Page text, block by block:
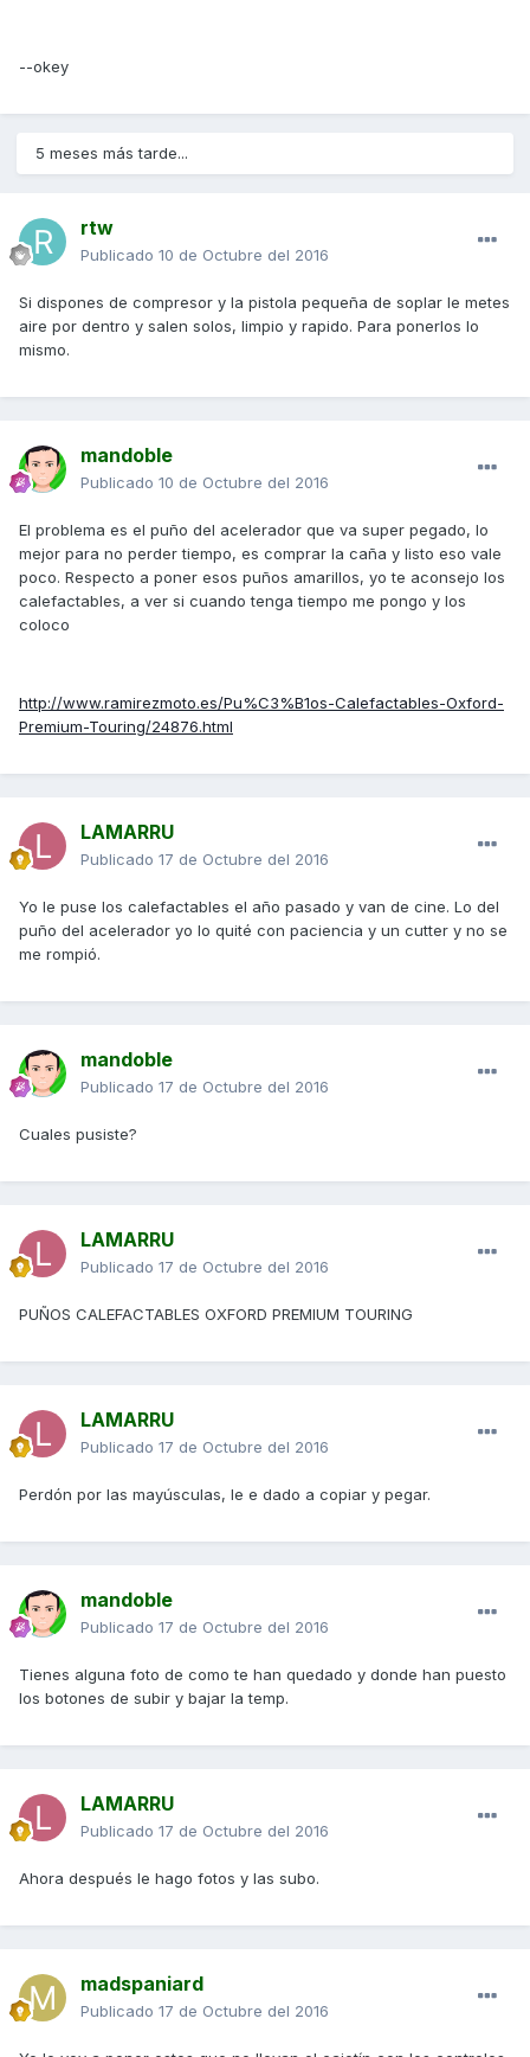
--okey
5 meses más tarde...
rtw
Publicado 10 de Octubre del 2016
Si dispones de compresor y la pistola pequeña de soplar le metes
aire por dentro y salen solos, limpio y rapido. Para ponerlos lo
mismo.
mandoble
Publicado 10 de Octubre del 2016
El problema es el puño del acelerador que va super pegado, lo
mejor para no perder tiempo, es comprar la caña y listo eso vale
poco. Respecto a poner esos puños amarillos, yo te aconsejo los
calefactables, a ver si cuando tenga tiempo me pongo y los
coloco
http://www.ramirezmoto.es/Pu%C3%B1os-Calefactables-Oxford-
Premium-Touring/24876.html
LAMARRU
Publicado 17 de Octubre del 2016
Yo le puse los calefactables el año pasado y van de cine. Lo del
puño del acelerador yo lo quité con paciencia y un cutter y no se
me rompió.
mandoble
Publicado 17 de Octubre del 2016
Cuales pusiste?
LAMARRU
Publicado 17 de Octubre del 2016
PUÑOS CALEFACTABLES OXFORD PREMIUM TOURING
LAMARRU
Publicado 17 de Octubre del 2016
Perdón por las mayúsculas, le e dado a copiar y pegar.
mandoble
Publicado 17 de Octubre del 2016
Tienes alguna foto de como te han quedado y donde han puesto
los botones de subir y bajar la temp.
LAMARRU
Publicado 17 de Octubre del 2016
Ahora después le hago fotos y las subo.
madspaniard
Publicado 17 de Octubre del 2016